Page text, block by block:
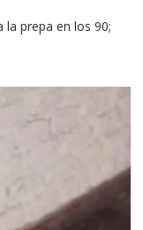
la prepa en los 90;